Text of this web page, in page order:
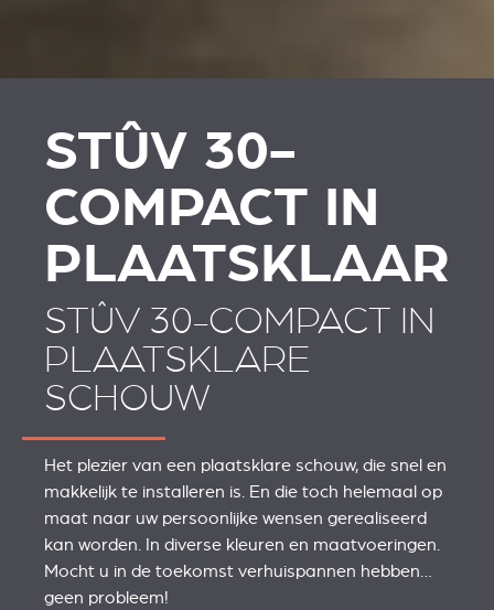
STÛV 30-
COMPACT IN
PLAATSKLAAR
STÛV 30-COMPACT IN
PLAATSKLARE
SCHOUW
Het plezier van een plaatsklare schouw, die snel en
makkelijk te installeren is. En die toch helemaal op
maat naar uw persoonlijke wensen gerealiseerd
kan worden. In diverse kleuren en maatvoeringen.
Mocht u in de toekomst verhuispannen hebben…
geen probleem!